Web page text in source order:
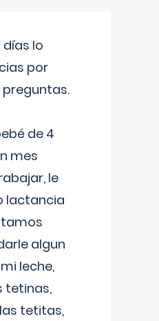
lo
por
de 4
mes
le
lactancia
algun
leche,
tetinas,
tetitas,